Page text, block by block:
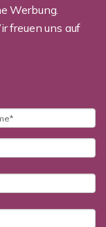
Werbung.
freuen uns auf